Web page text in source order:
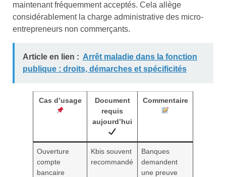
maintenant fréquemment acceptés. Cela allège
considérablement la charge administrative des micro-
entrepreneurs non commerçants.
Article en lien : Arrêt maladie dans la fonction
publique : droits, démarches et spécificités
Cas d’usage
Document
requis
aujourd’hui
Commentaire
Ouverture
compte
bancaire
Kbis souvent
recommandé
Banques
demandent
une preuve